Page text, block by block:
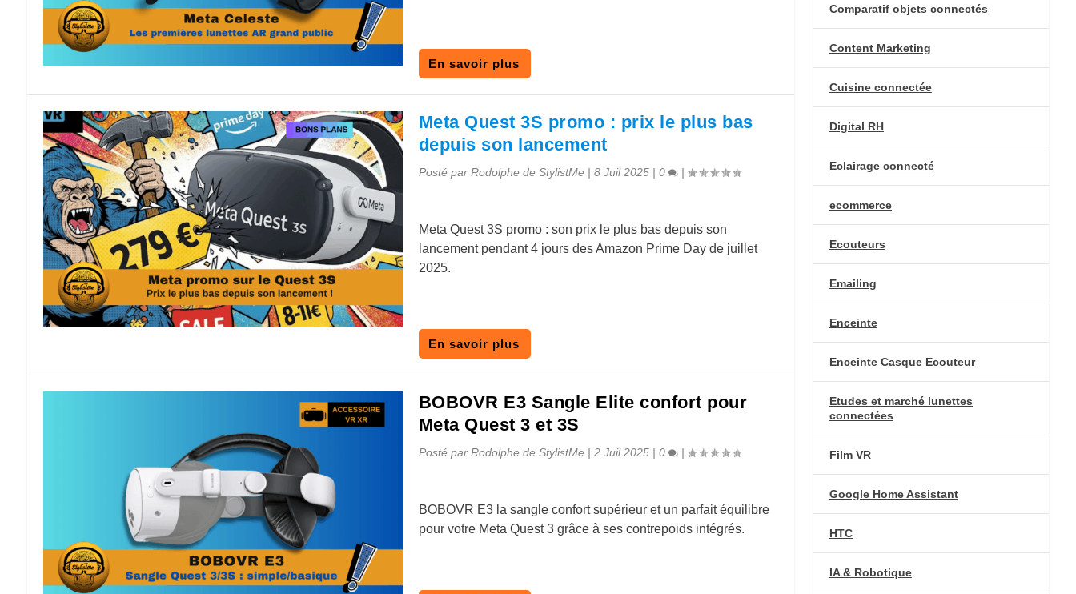
En savoir plus
Meta Quest 3S promo : prix le plus bas
depuis son lancement
Posté par Rodolphe de StylistMe| 8 Juil 2025| 0 |
Meta Quest 3S promo : son prix le plus bas depuis son
lancement pendant 4 jours des Amazon Prime Day de juillet
2025.
En savoir plus
BOBOVR E3 Sangle Elite confort pour
Meta Quest 3 et 3S
Posté par Rodolphe de StylistMe| 2 Juil 2025| 0 |
BOBOVR E3 la sangle confort supérieur et un parfait équilibre
pour votre Meta Quest 3 grâce à ses contrepoids intégrés.
Comparatif objets connectés
Content Marketing
Cuisine connectée
Digital RH
Eclairage connecté
ecommerce
Ecouteurs
Emailing
Enceinte
Enceinte Casque Ecouteur
Etudes et marché lunettes
connectées
Film VR
Google Home Assistant
HTC
IA & Robotique